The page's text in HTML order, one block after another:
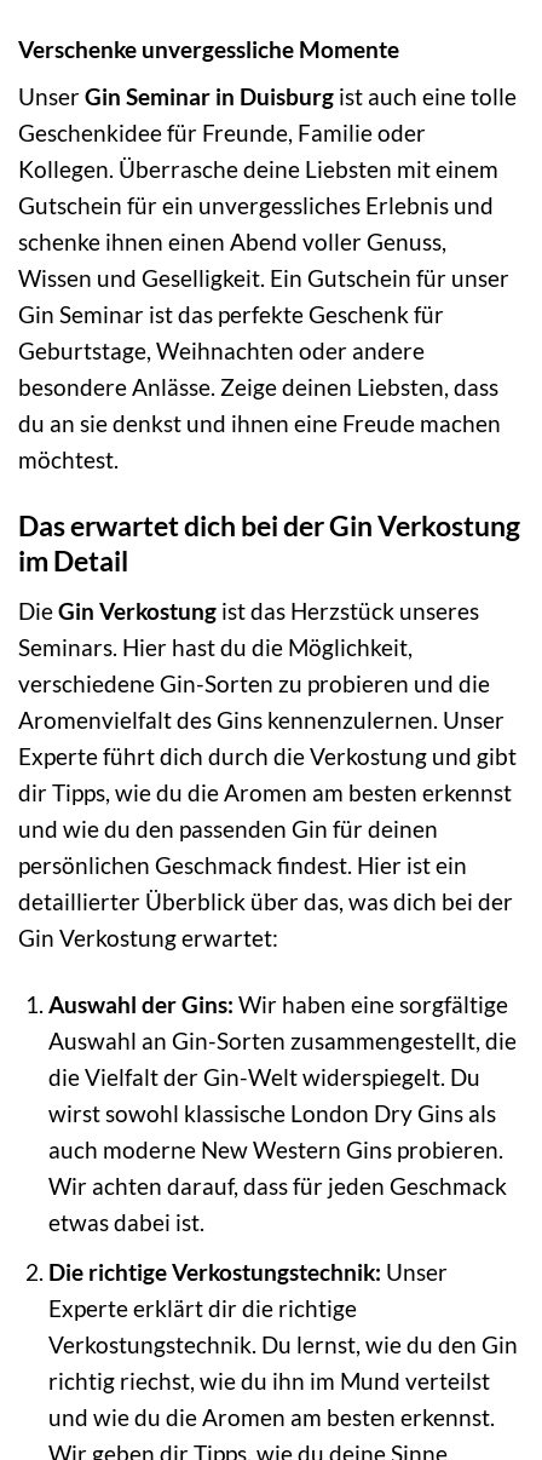
Verschenke unvergessliche Momente
UnserGin Seminar in Duisburg ist auch eine tolle
Geschenkidee für Freunde, Familie oder
Kollegen. Überrasche deine Liebsten mit einem
Gutschein für ein unvergessliches Erlebnis und
schenke ihnen einen Abend voller Genuss,
Wissen und Geselligkeit. Ein Gutschein für unser
Gin Seminar ist das perfekte Geschenk für
Geburtstage, Weihnachten oder andere
besondere Anlässe. Zeige deinen Liebsten, dass
du an sie denkst und ihnen eine Freude machen
möchtest.
Das erwartet dich bei der Gin Verkostung
im Detail
DieGin Verkostung ist das Herzstück unseres
Seminars. Hier hast du die Möglichkeit,
verschiedene Gin-Sorten zu probieren und die
Aromenvielfalt des Gins kennenzulernen. Unser
Experte führt dich durch die Verkostung und gibt
dir Tipps, wie du die Aromen am besten erkennst
und wie du den passenden Gin für deinen
persönlichen Geschmack findest. Hier ist ein
detaillierter Überblick über das, was dich bei der
Gin Verkostung erwartet:
Auswahl der Gins: Wir haben eine sorgfältige
Auswahl an Gin-Sorten zusammengestellt, die
die Vielfalt der Gin-Welt widerspiegelt. Du
wirst sowohl klassische London Dry Gins als
auch moderne New Western Gins probieren.
Wir achten darauf, dass für jeden Geschmack
etwas dabei ist.
Die richtige Verkostungstechnik: Unser
Experte erklärt dir die richtige
Verkostungstechnik. Du lernst, wie du den Gin
richtig riechst, wie du ihn im Mund verteilst
und wie du die Aromen am besten erkennst.
Wir geben dir Tipps, wie du deine Sinne